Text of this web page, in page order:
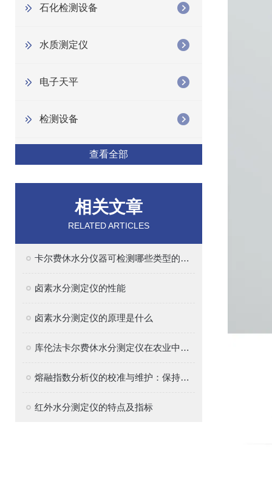
石化检测设备
水质测定仪
电子天平
检测设备
查看全部
相关文章
RELATED ARTICLES
卡尔费休水分仪器可检测哪些类型的样品？
卤素水分测定仪的性能
卤素水分测定仪的原理是什么
库伦法卡尔费休水分测定仪在农业中的应用
熔融指数分析仪的校准与维护：保持精确测量的关键
红外水分测定仪的特点及指标